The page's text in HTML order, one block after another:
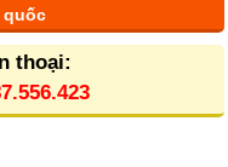
quốc
thoại: